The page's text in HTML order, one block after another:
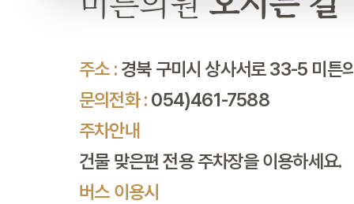
주소 : 경북 구미시 상사서로 33-5 미튼
문의전화 : 054)461-7588
주차안내
건물 맞은편 전용 주차장을 이용하세요.
버스 이용시